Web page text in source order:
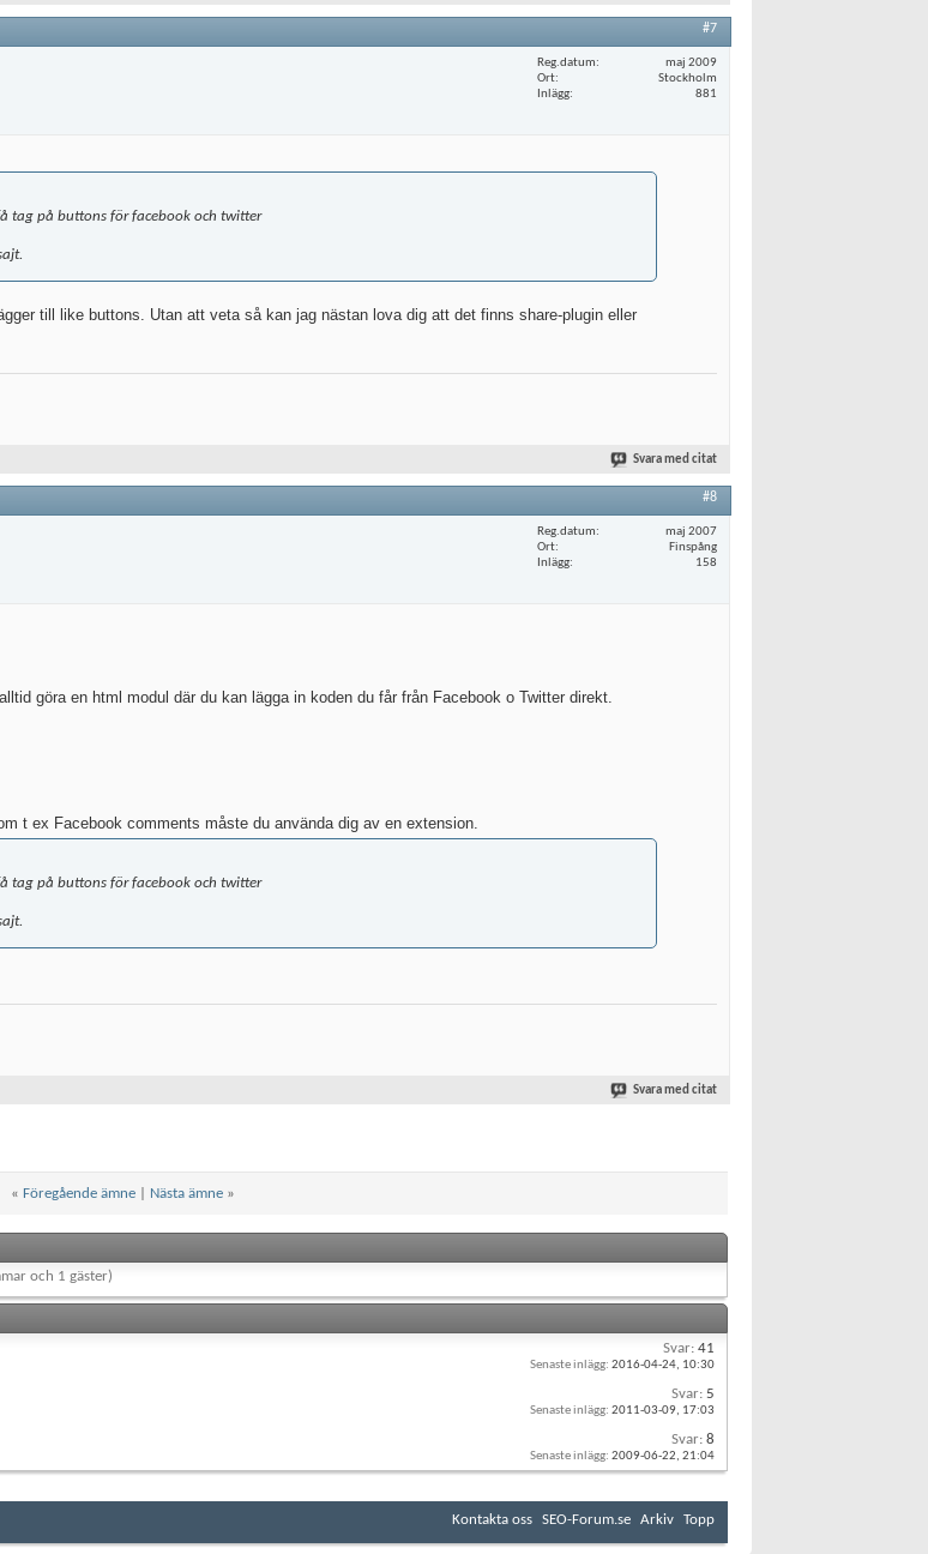
#7
Reg.datum
maj 2009
Ort
Stockholm
Inlägg
881
tag på buttons för facebook och twitter
till like buttons. Utan att veta så kan jag nästan lova dig att det finns share-plugin eller
Svara med citat
#8
Reg.datum
maj 2007
Ort
Finspång
Inlägg
158
göra en html modul där du kan lägga in koden du får från Facebook o Twitter direkt.
t ex Facebook comments måste du använda dig av en extension.
tag på buttons för facebook och twitter
Svara med citat
« Föregående ämne| Nästa ämne »
och 1 gäster)
Svar: 41
Senaste inlägg: 2016-04-24, 10:30
Svar: 5
Senaste inlägg: 2011-03-09, 17:03
Svar: 8
Senaste inlägg: 2009-06-22, 21:04
Kontakta oss SEO-Forum.se Arkiv Topp